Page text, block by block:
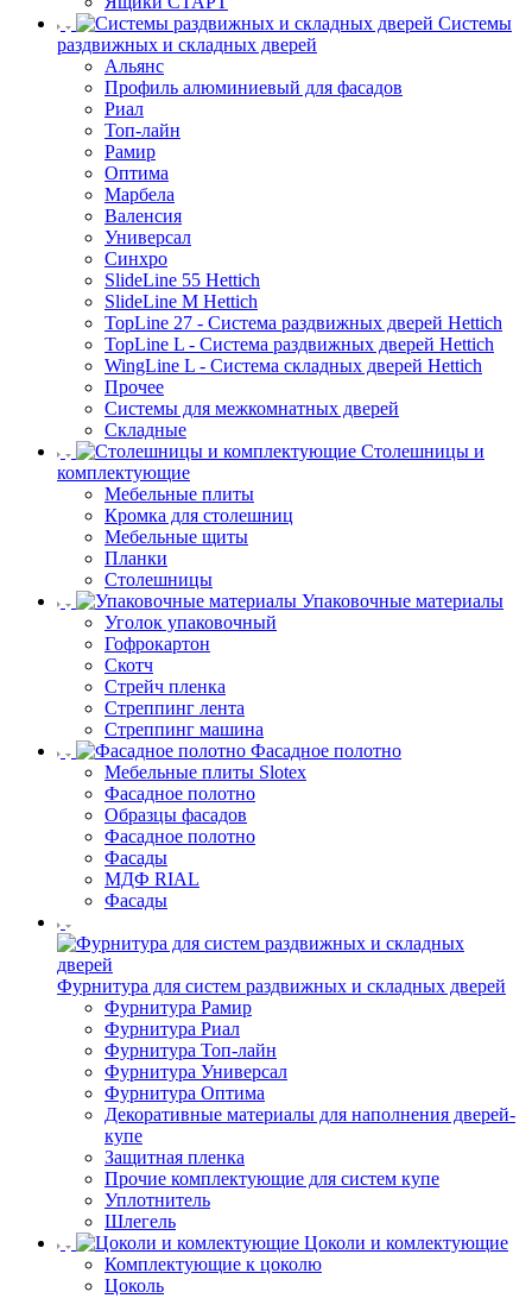
Системы
раздвижных и складных дверей
Альянс
Профиль алюминиевый для фасадов
Риал
Топ-лайн
Рамир
Оптима
Марбела
Валенсия
Универсал
Синхро
SlideLine 55 Hettich
SlideLine M Hettich
TopLine 27 - Система раздвижных дверей Hettich
TopLine L - Система раздвижных дверей Hettich
WingLine L - Система складных дверей Hettich
Прочее
Системы для межкомнатных дверей
Складные
Столешницы и
комплектующие
Мебельные плиты
Кромка для столешниц
Мебельные щиты
Планки
Столешницы
Упаковочные материалы
Уголок упаковочный
Гофрокартон
Скотч
Стрейч пленка
Стреппинг лента
Стреппинг машина
Фасадное полотно
Мебельные плиты Slotex
Фасадное полотно
Образцы фасадов
Фасадное полотно
Фасады
МДФ RIAL
Фасады
Фурнитура для систем раздвижных и складных дверей
Фурнитура Рамир
Фурнитура Риал
Фурнитура Топ-лайн
Фурнитура Универсал
Фурнитура Оптима
Декоративные материалы для наполнения дверей-
купе
Защитная пленка
Прочие комплектующие для систем купе
Уплотнитель
Шлегель
Цоколи и комлектующие
Комплектующие к цоколю
Цоколь